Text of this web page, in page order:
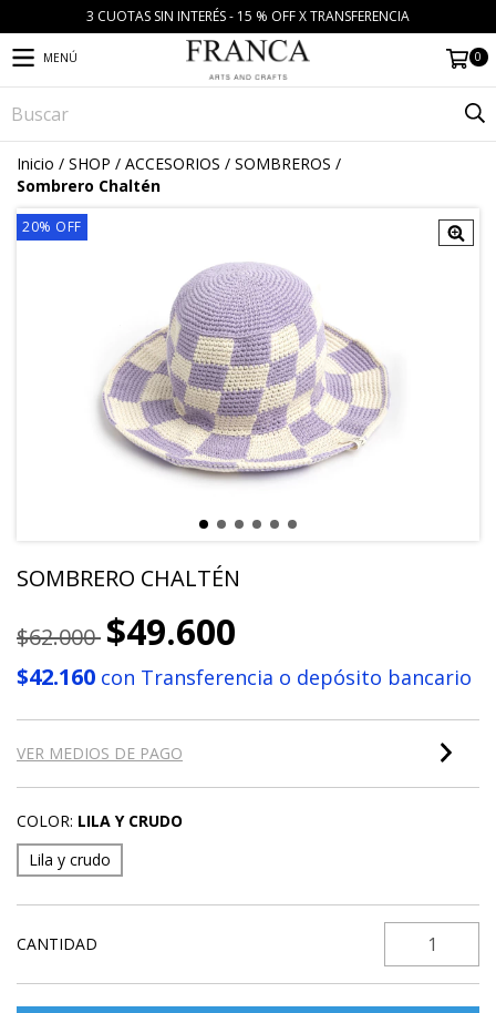
3 CUOTAS SIN INTERÉS - 15 % OFF X TRANSFERENCIA
MENÚ 0
Inicio / SHOP / ACCESORIOS / SOMBREROS /
Sombrero Chaltén
20% OFF
SOMBRERO CHALTÉN
$62.000 $49.600
$42.160 con Transferencia o depósito bancario
VER MEDIOS DE PAGO
COLOR: LILA Y CRUDO
Lila y crudo
CANTIDAD